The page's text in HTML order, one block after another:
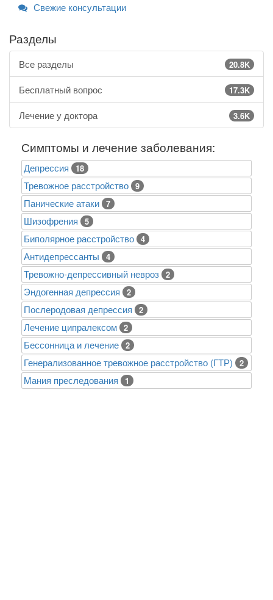
Свежие консультации
Разделы
Все разделы 20.8K
Бесплатный вопрос 17.3K
Лечение у доктора 3.6K
Симптомы и лечение заболевания:
Депрессия 18
Тревожное расстройство 9
Панические атаки 7
Шизофрения 5
Биполярное расстройство 4
Антидепрессанты 4
Тревожно-депрессивный невроз 2
Эндогенная депрессия 2
Послеродовая депрессия 2
Лечение ципралексом 2
Бессонница и лечение 2
Генерализованное тревожное расстройство (ГТР) 2
Mания преследования 1